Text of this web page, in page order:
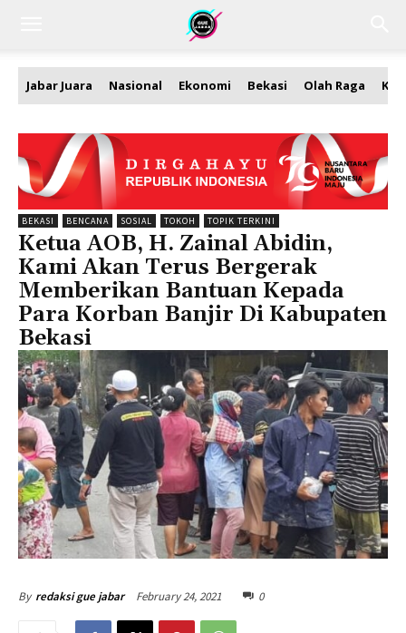
Jabar Juara Nasional Ekonomi Bekasi Olah Raga
BEKASI BENCANA SOSIAL TOKOH TOPIK TERKINI
Ketua AOB, H. Zainal Abidin,
Kami Akan Terus Bergerak
Memberikan Bantuan Kepada
Para Korban Banjir Di Kabupaten
Bekasi
By redaksi gue jabar February 24, 2021 0